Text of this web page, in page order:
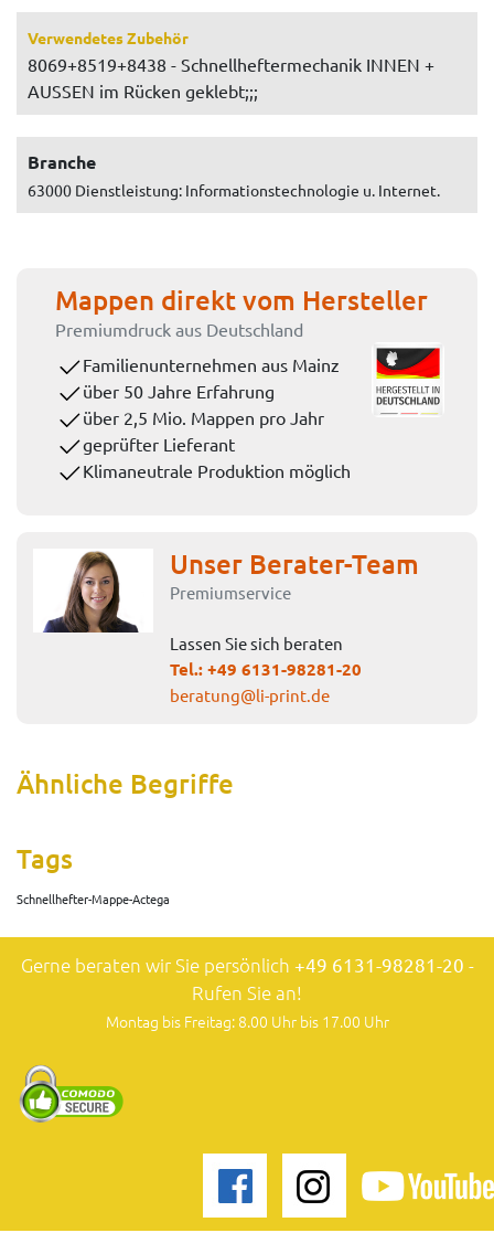
Verwendetes Zubehör
8069+8519+8438 - Schnellheftermechanik INNEN +
AUSSEN im Rücken geklebt;;;
Branche
63000 Dienstleistung: Informationstechnologie u. Internet.
Mappen direkt vom Hersteller
Premiumdruck aus Deutschland
Familienunternehmen aus Mainz
über 50 Jahre Erfahrung
über 2,5 Mio. Mappen pro Jahr
geprüfter Lieferant
Klimaneutrale Produktion möglich
Unser Berater-Team
Premiumservice
Lassen Sie sich beraten
Tel.:+49 6131-98281-20
beratung@li-print.de
Ähnliche Begriffe
Tags
Schnellhefter-Mappe-Actega
Gerne beraten wir Sie persönlich +49 6131-98281-20 -
Rufen Sie an!
Montag bis Freitag: 8.00 Uhr bis 17.00 Uhr